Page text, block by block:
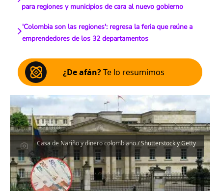
para regiones y municipios de cara al nuevo gobierno
'Colombia son las regiones': regresa la feria que reúne a
emprendedores de los 32 departamentos
¿De afán?Te lo resumimos
Casa de Nariño y dinero colombiano / Shutterstock y Getty